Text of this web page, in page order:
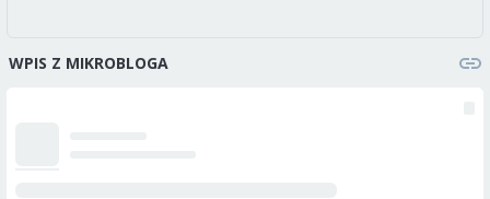
WPIS Z MIKROBLOGA